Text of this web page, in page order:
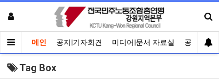
메인 공지|기자회견 미디어|문서 자료실 공유게시
Tag Box